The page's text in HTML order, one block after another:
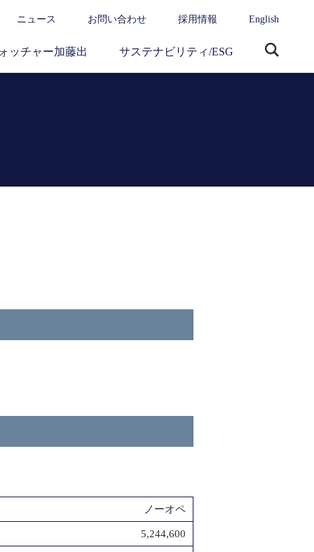
ニュース お問い合わせ 採用情報 English
ッチャー加藤出 サステナビリティ/ESG
ノーオペ
5,244,600